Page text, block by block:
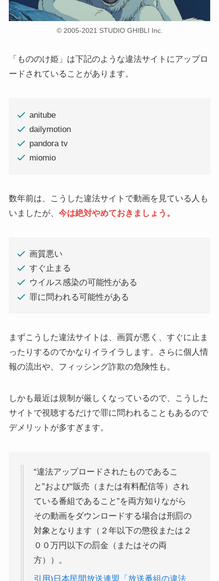
© 2005-2021 STUDIO GHIBLI Inc.
「もののけ姫」は下記のような違法サイトにアップロ
ードされていることがあります。
anitube
dailymotion
pandora tv
miomio
数年前は、こうした違法サイトで動画を見ている人も
いましたが、 今は絶対やめておきましょう。
画質悪い
すぐ止まる
ウイルス感染の可能性がある
罪に問われる可能性がある
まずこうした違法サイトは、画質が悪く、すぐに止ま
ったりするのでかなりイライラします。さらに個人情
報の流出や、フィッシング詐欺の危険性も。
しかも最近は規制が厳しくなっているので、こうした
サイトで視聴するだけで罪に問われることもあるので
デメリットが多すぎます。
“違法アップロードされたものであるこ
と”および“販売（または有料配信等）され
ている番組であること”を両方知りながら
その動画をダウンロードする場合は刑罰の
対象となります（２年以下の懲役または２
００万円以下の罰金（またはその両
方））。
引用)日本民間放送連盟「放送番組の違法